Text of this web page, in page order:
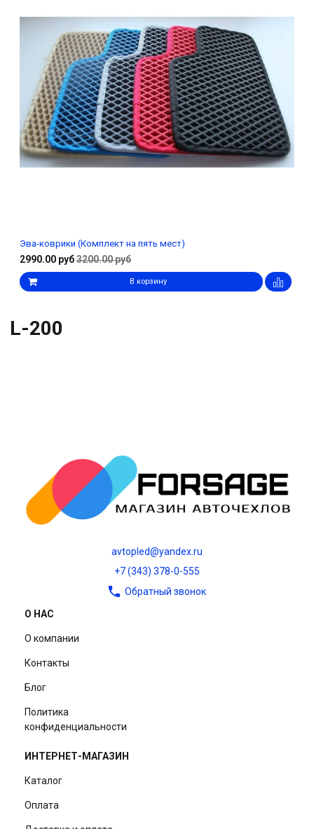
Эва-коврики (Комплект на пять мест)
2990.00 руб3200.00 руб
В корзину
L-200
avtopled@yandex.ru
+7 (343) 378-0-555
Обратный звонок
О НАС
О компании
Контакты
Блог
Политика
конфиденциальности
ИНТЕРНЕТ-МАГАЗИН
Каталог
Оплата